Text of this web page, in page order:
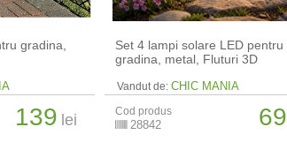
gradina,
139 lei
Set 4 lampi solare LED pentru
gradina, metal, Fluturi 3D
Vandut de: CHIC MANIA
Cod produs
28842 69